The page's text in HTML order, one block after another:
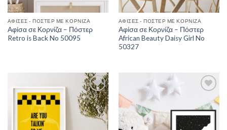
ΑΦΊΣΕΣ - ΠΌΣΤΕΡ ΜΕ ΚΟΡΝΊΖΑ
Αφίσα σε Κορνίζα – Πόστερ
Retro is Back No 50095
ΑΦΊΣΕΣ - ΠΌΣΤΕΡ ΜΕ ΚΟΡΝΊΖΑ
Αφίσα σε Κορνίζα – Πόστερ
African Beauty Daisy Girl No
50327
Add to
Wishlist
Wishlist